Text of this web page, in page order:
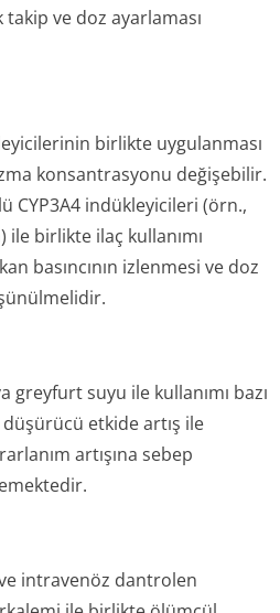
ve doz ayarlaması
birlikte uygulanması
konsantrasyonu değişebilir.
CYP3A4 indükleyicileri (örn.,
birlikte ilaç kullanımı
basıncının izlenmesi ve doz
suyu ile kullanımı bazı
düşürücü etkide artış ile
artışına sebep
intravenöz dantrolen